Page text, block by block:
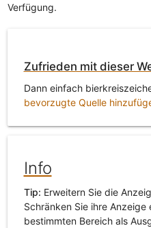
Verfügung.
Zufrieden mit dieser
Dann einfach
bevorzugte Quelle
Info
Tip: Erweitern Sie die
Schränken Sie ihre Anzeige
bestimmten Bereich als